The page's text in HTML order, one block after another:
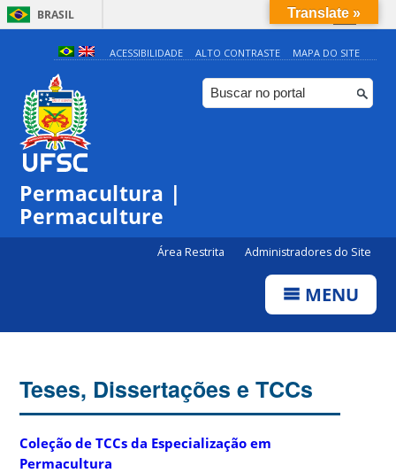
BRASIL
Simplifique!
Comunica BR
Participe
ACESSIBILIDADE ALTO CONTRASTE MAPA DO SITE
Permacultura |
Permaculture
Área Restrita Administradores do Site
MENU
Teses, Dissertações e TCCs
Coleção de TCCs da Especialização em
Permacultura
Translate »